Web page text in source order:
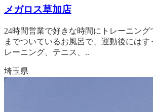
メガロス草加店
24時間営業で好きな時間にトレーニン
までついているお風呂で、運動後にはす
レーニング、テニス、..
埼玉県